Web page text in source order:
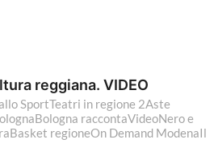
reggiana. VIDEO
SportTeatri in regione 2Aste
raccontaVideoNero e
regioneOn Demand ModenaIl